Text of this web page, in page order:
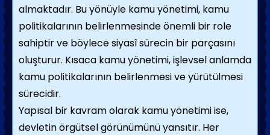
almaktadır. Bu yönüyle kamu yönetimi, kamu
politikalarının belirlenmesinde önemli bir role
sahiptir ve böylece siyasî sürecin bir parçasını
oluşturur. Kısaca kamu yönetimi, işlevsel anlamda
kamu politika­larının belirlenmesi ve yürütülmesi
sürecidir.
Yapısal bir kavram olarak kamu yönetimi ise,
devletin örgütsel görünümünü yansıtır. Her